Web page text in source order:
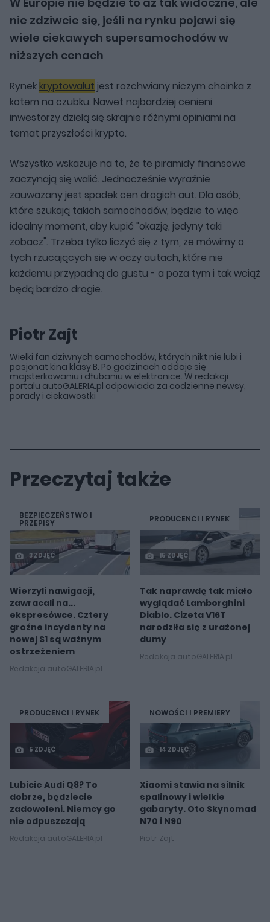
nie zdziwcie się, jeśli na rynku pojawi się
wiele ciekawych supersamochodów w
niższych cenach
Rynek kryptowalut jest rozchwiany niczym choinka z
kotem na czubku. Nawet najbardziej cenieni
inwestorzy dzielą się skrajnie różnymi opiniami na
temat przyszłości krypto.
Wszystko wskazuje na to, że te piramidy finansowe
zaczynają się walić. Jednocześnie wyraźnie
zauważany jest spadek cen drogich aut. Dla osób,
które szukają takich samochodów, będzie to więc
idealny moment, aby kupić "okazję, jedyny taki
zobacz". Trzeba tylko liczyć się z tym, że mówimy o
tych rzucających się w oczy autach, które nie
każdemu przypadną do gustu - a poza tym i tak wciąż
będą bardzo drogie.
Piotr Zajt
Wielki fan dziwnych samochodów, których nikt nie lubi i
pasjonat kina klasy B. Po godzinach oddaje się
majsterkowaniu i dłubaniu w elektronice. W redakcji
portalu autoGALERIA.pl odpowiada za codzienne newsy,
porady i ciekawostki
Przeczytaj także
BEZPIECZEŃSTWO I
PRZEPISY
3 ZDJĘĆ
Wierzyli nawigacji,
zawracali na...
ekspresówce. Cztery
groźne incydenty na
nowej S1 są ważnym
ostrzeżeniem
Redakcja autoGALERIA.pl
PRODUCENCI I RYNEK
15 ZDJĘĆ
Tak naprawdę tak miało
wyglądać Lamborghini
Diablo. Cizeta V16T
narodziła się z urażonej
dumy
Redakcja autoGALERIA.pl
PRODUCENCI I RYNEK
5 ZDJĘĆ
Lubicie Audi Q8? To
dobrze, będziecie
zadowoleni. Niemcy go
nie odpuszczają
Redakcja autoGALERIA.pl
NOWOŚCI I PREMIERY
14 ZDJĘĆ
Xiaomi stawia na silnik
spalinowy i wielkie
gabaryty. Oto Skynomad
N70 i N90
Piotr Zajt